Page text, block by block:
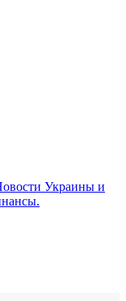
Украины и